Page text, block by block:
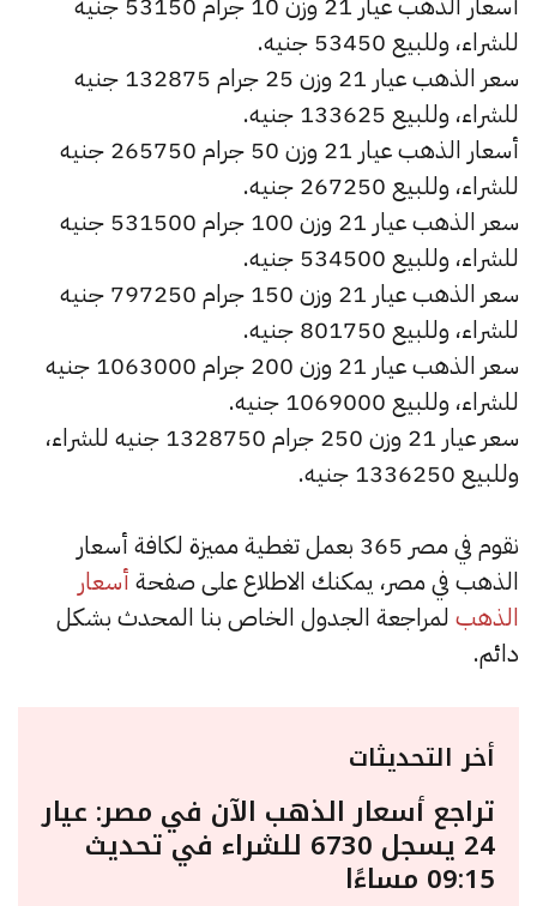
للشراء، وللبيع 53450 جنيه.
سعر الذهب عيار 21 وزن 25 جرام 132875 جنيه
للشراء، وللبيع 133625 جنيه.
أسعار الذهب عيار 21 وزن 50 جرام 265750 جنيه
للشراء، وللبيع 267250 جنيه.
سعر الذهب عيار 21 وزن 100 جرام 531500 جنيه
للشراء، وللبيع 534500 جنيه.
سعر الذهب عيار 21 وزن 150 جرام 797250 جنيه
للشراء، وللبيع 801750 جنيه.
سعر الذهب عيار 21 وزن 200 جرام 1063000 جنيه
للشراء، وللبيع 1069000 جنيه.
سعر عيار 21 وزن 250 جرام 1328750 جنيه للشراء،
وللبيع 1336250 جنيه.
نقوم في مصر 365 بعمل تغطية مميزة لكافة أسعار
الذهب في مصر، يمكنك الاطلاع على صفحة أسعار
الذهب لمراجعة الجدول الخاص بنا المحدث بشكل
دائم.
أخر التحديثات
تراجع أسعار الذهب الآن في مصر: عيار
24 يسجل 6730 للشراء في تحديث
09:15 مساءًا